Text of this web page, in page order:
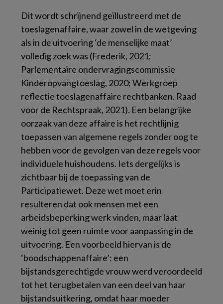
Dit wordt schrijnend geïllustreerd met de
toeslagenaffaire, waar zowel in de wetgeving
als in de uitvoering ‘de menselijke maat’
volledig zoek was (Frederik, 2021;
Parlementaire ondervragingscommissie
Kinderopvangtoeslag, 2020; Werkgroep
reflectie toeslagenaffaire rechtbanken. Raad
voor de Rechtspraak, 2021). Een belangrijke
oorzaak van deze affaire is het rechtlijnig
toepassen van algemene regels zonder oog te
hebben voor de gevolgen van deze regels voor
individuele huishoudens. Iets dergelijks is
zichtbaar bij de toepassing van de
Participatiewet. Deze wet moet erin
resulteren dat ook mensen met een
arbeidsbeperking werk vinden, maar laat
weinig tot geen ruimte voor aanpassing in de
uitvoering. Een voorbeeld hiervan is de
‘boodschappenaffaire’: een
bijstandsgerechtigde vrouw werd veroordeeld
tot het terugbetalen van een deel van haar
bijstandsuitkering, omdat haar moeder